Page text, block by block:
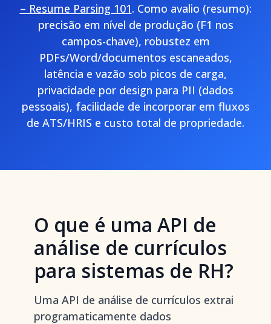
– Resume Parsing 101. Como avalio (resumo):
precisão em nível de produção (F1 nos
campos-chave), robustez em
PDFs/Word/documentos escaneados,
latência e vazão sob picos de carga,
privacidade por design para PII (dados
pessoais), facilidade de incorporar em fluxos
de ATS/HRIS e custo total de propriedade.
O que é uma API de
análise de currículos
para sistemas de RH?
Uma API de análise de currículos extrai
programaticamente dados